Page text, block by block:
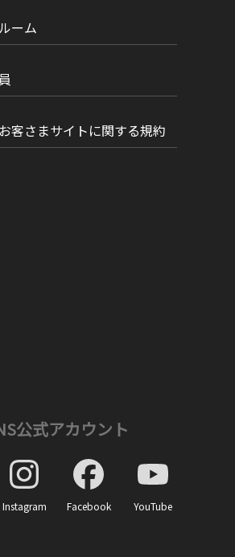
ーム
客さまサイトに関する規約
公式アカウント
Instagram Facebook YouTube